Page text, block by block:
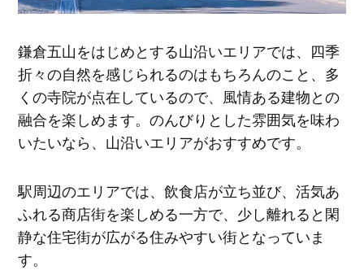
鎌倉五山をはじめとする山沿いエリアでは、四季
折々の自然を感じられるのはもちろんのこと、多
くの寺院が点在しているので、風情ある建物との
融合を楽しめます。のんびりとした雰囲気を味わ
いたいなら、山沿いエリアがおすすめです。
駅周辺のエリアでは、飲食店が立ち並び、活気あ
ふれる商店街を楽しめる一方で、少し離れると閑
静な住宅街が広がる住みやすい街となっていま
す。